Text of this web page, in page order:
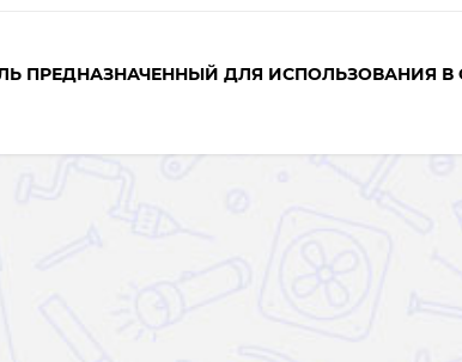
ПРЕДНАЗНАЧЕННЫЙ ДЛЯ ИСПОЛЬЗОВАНИЯ